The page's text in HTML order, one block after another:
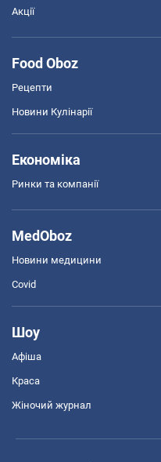
Акції
Food Oboz
Рецепти
Новини Кулінарії
Економіка
Ринки та компанії
MedOboz
Новини медицини
Covid
Шоу
Афіша
Краса
Жіночий журнал